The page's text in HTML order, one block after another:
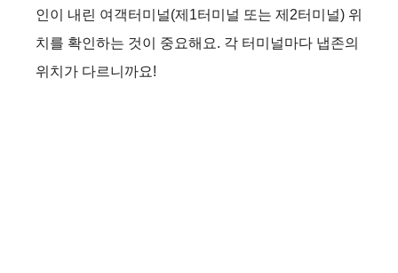
인이 내린 여객터미널(제1터미널 또는 제2터미널) 위
치를 확인하는 것이 중요해요. 각 터미널마다 냅존의
위치가 다르니까요!